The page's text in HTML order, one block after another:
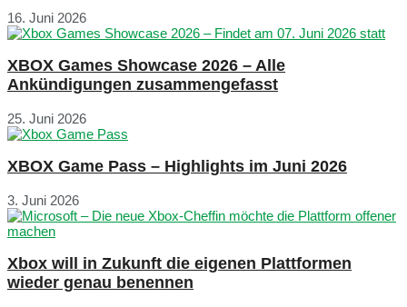
16. Juni 2026
XBOX Games Showcase 2026 – Alle
Ankündigungen zusammengefasst
25. Juni 2026
XBOX Game Pass – Highlights im Juni 2026
3. Juni 2026
Xbox will in Zukunft die eigenen Plattformen
wieder genau benennen